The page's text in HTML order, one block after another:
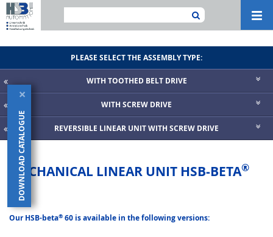
×
DOWNLOAD CATALOGUE
PLEASE SELECT THE ASSEMBLY TYPE:
WITH TOOTHED BELT DRIVE
WITH SCREW DRIVE
REVERSIBLE LINEAR UNIT WITH SCREW DRIVE
MECHANICAL LINEAR UNIT HSB-BETA®
60
Our HSB-beta® 60 is available in the following versions: